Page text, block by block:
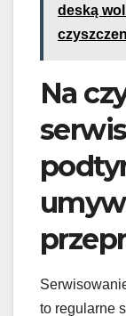
deską
Na
to regularne